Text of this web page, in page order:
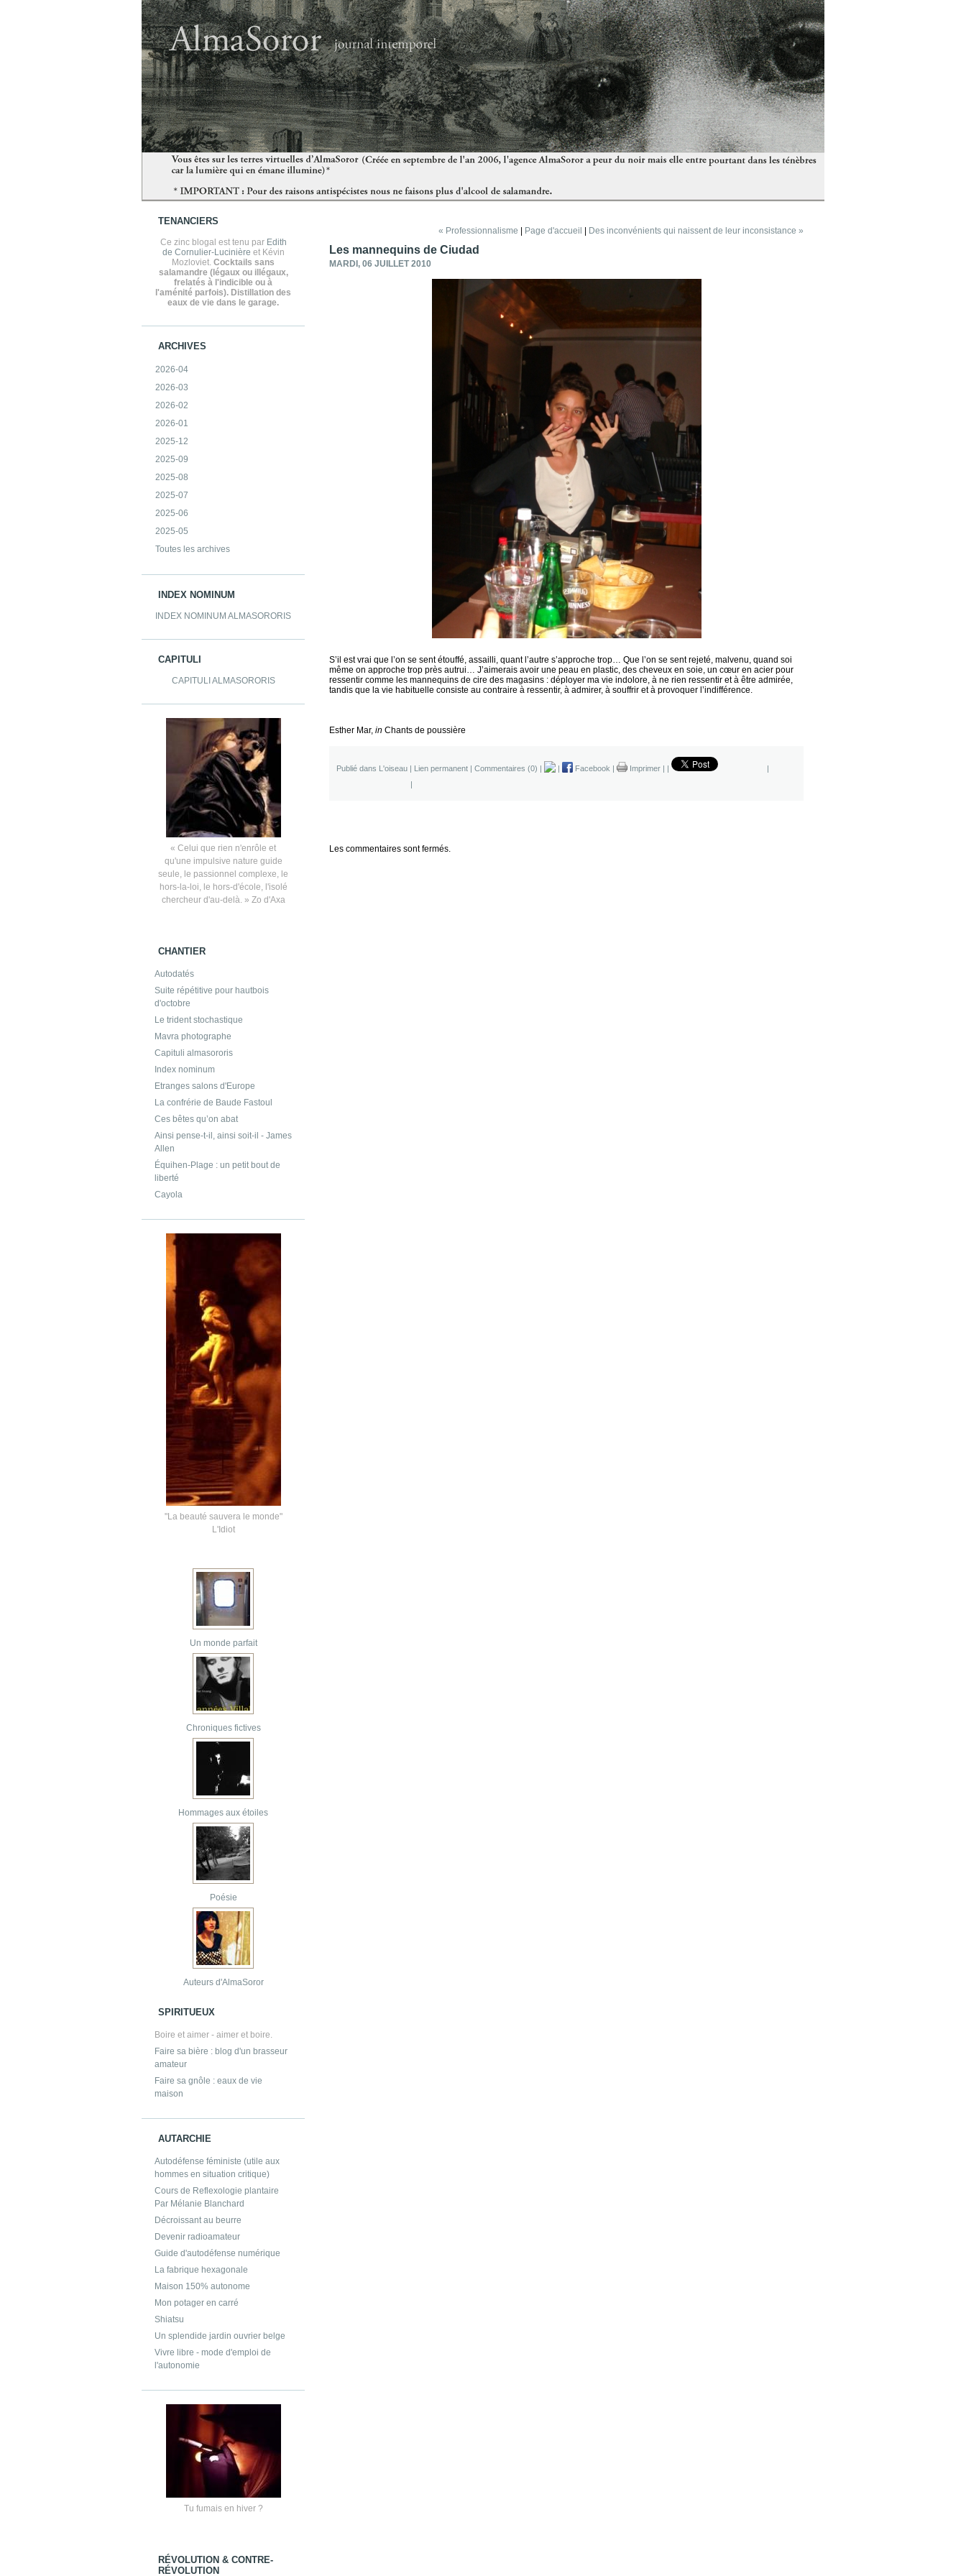
TENANCIERS
Ce zinc blogal est tenu par Edith
de Cornulier-Lucinière et Kévin
Mozloviet. Cocktails sans
salamandre (légaux ou illégaux,
frelatés à l'indicible ou à
l'aménité parfois). Distillation des
eaux de vie dans le garage.
ARCHIVES
2026-04
2026-03
2026-02
2026-01
2025-12
2025-09
2025-08
2025-07
2025-06
2025-05
Toutes les archives
INDEX NOMINUM
INDEX NOMINUM ALMASORORIS
CAPITULI
CAPITULI ALMASORORIS
« Celui que rien n'enrôle et
qu'une impulsive nature guide
seule, le passionnel complexe, le
hors-la-loi, le hors-d'école, l'isolé
chercheur d'au-delà. » Zo d'Axa
CHANTIER
Autodatés
Suite répétitive pour hautbois
d'octobre
Le trident stochastique
Mavra photographe
Capituli almasororis
Index nominum
Etranges salons d'Europe
La confrérie de Baude Fastoul
Ces bêtes qu’on abat
Ainsi pense-t-il, ainsi soit-il - James
Allen
Équihen-Plage : un petit bout de
liberté
Cayola
"La beauté sauvera le monde"
L'Idiot
Un monde parfait
Chroniques fictives
Hommages aux étoiles
Poésie
Auteurs d'AlmaSoror
SPIRITUEUX
Boire et aimer - aimer et boire.
Faire sa bière : blog d'un brasseur
amateur
Faire sa gnôle : eaux de vie
maison
AUTARCHIE
Autodéfense féministe (utile aux
hommes en situation critique)
Cours de Reflexologie plantaire
Par Mélanie Blanchard
Décroissant au beurre
Devenir radioamateur
Guide d'autodéfense numérique
La fabrique hexagonale
Maison 150% autonome
Mon potager en carré
Shiatsu
Un splendide jardin ouvrier belge
Vivre libre - mode d'emploi de
l'autonomie
Tu fumais en hiver ?
RÉVOLUTION & CONTRE-
RÉVOLUTION
« Professionnalisme Page d'accueil Des inconvénients qui naissent de leur inconsistance »
MARDI, 06 JUILLET 2010
Les mannequins de Ciudad
S’il est vrai que l’on se sent étouffé, assailli, quant l’autre s’approche trop… Que l’on se sent rejeté, malvenu, quand soi
même on approche trop près autrui… J’aimerais avoir une peau en plastic, des cheveux en soie, un cœur en acier pour
ressentir comme les mannequins de cire des magasins : déployer ma vie indolore, à ne rien ressentir et à être admirée,
tandis que la vie habituelle consiste au contraire à ressentir, à admirer, à souffrir et à provoquer l’indifférence.
Esther Mar, in Chants de poussière
Publié dans L'oiseau | Lien permanent | Commentaires (0) | | Facebook | Imprimer | |
|
|
Les commentaires sont fermés.